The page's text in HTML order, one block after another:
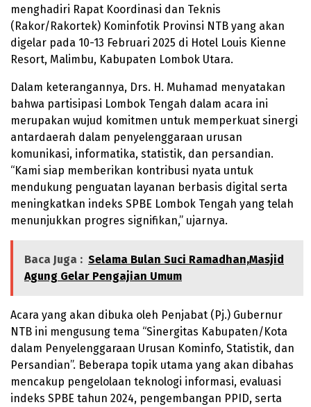
menghadiri Rapat Koordinasi dan Teknis
(Rakor/Rakortek) Kominfotik Provinsi NTB yang akan
digelar pada 10-13 Februari 2025 di Hotel Louis Kienne
Resort, Malimbu, Kabupaten Lombok Utara.
Dalam keterangannya, Drs. H. Muhamad menyatakan
bahwa partisipasi Lombok Tengah dalam acara ini
merupakan wujud komitmen untuk memperkuat sinergi
antardaerah dalam penyelenggaraan urusan
komunikasi, informatika, statistik, dan persandian.
“Kami siap memberikan kontribusi nyata untuk
mendukung penguatan layanan berbasis digital serta
meningkatkan indeks SPBE Lombok Tengah yang telah
menunjukkan progres signifikan,” ujarnya.
Baca Juga : Selama Bulan Suci Ramadhan,Masjid
Agung Gelar Pengajian Umum
Acara yang akan dibuka oleh Penjabat (Pj.) Gubernur
NTB ini mengusung tema “Sinergitas Kabupaten/Kota
dalam Penyelenggaraan Urusan Kominfo, Statistik, dan
Persandian”. Beberapa topik utama yang akan dibahas
mencakup pengelolaan teknologi informasi, evaluasi
indeks SPBE tahun 2024, pengembangan PPID, serta